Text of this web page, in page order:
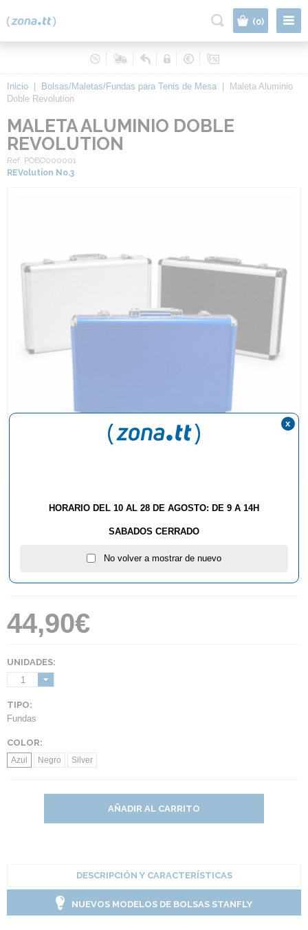
(0)
Inicio Bolsas/Maletas/Fundas para Tenis de Mesa
Maleta Aluminio
Doble Revolution
MALETA ALUMINIO DOBLE
REVOLUTION
Ref. POBO000001
REVolution No.3
44,90€
UNIDADES:
1
TIPO:
Fundas
COLOR:
Azul Negro Silver
AÑADIR AL CARRITO
DESCRIPCIÓN Y CARACTERÍSTICAS
NUEVOS MODELOS DE BOLSAS STANFLY
HORARIO DEL 10 AL 28 DE AGOSTO: DE 9 A 14H
SABADOS CERRADO
No volver a mostrar de nuevo
x